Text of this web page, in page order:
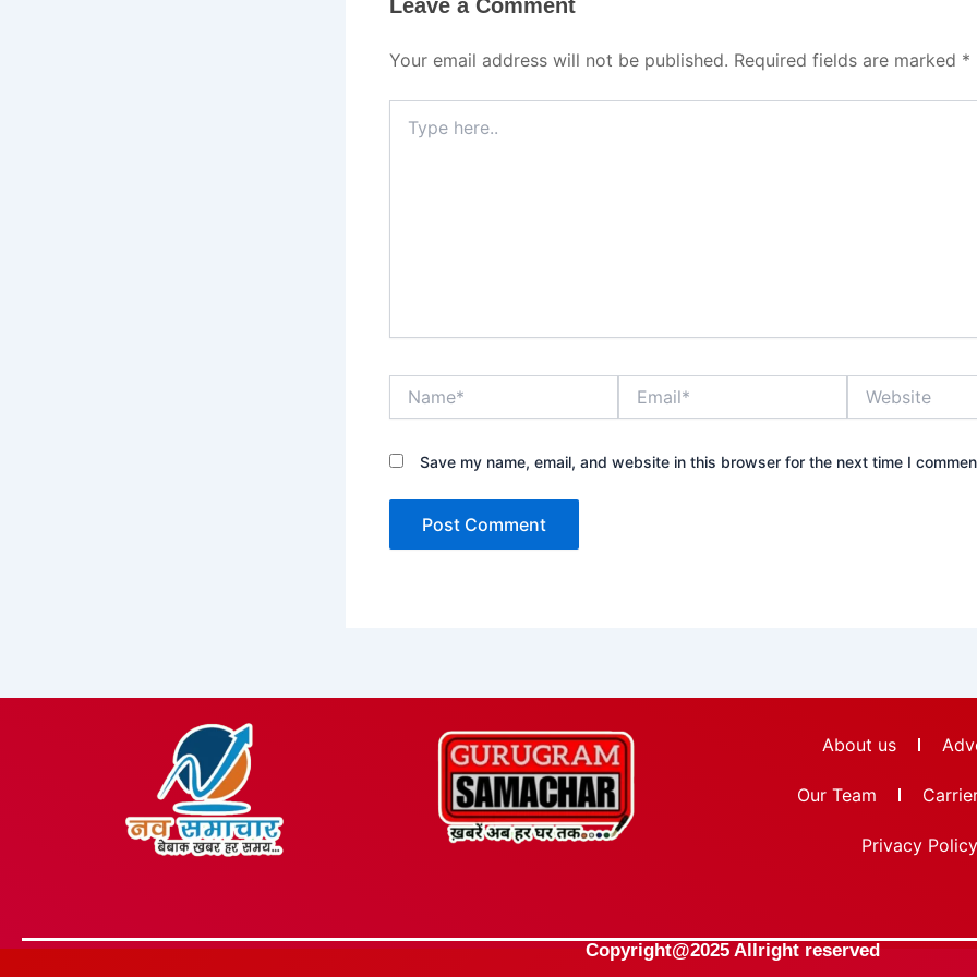
Leave a Comment
Your email address will not be published. Required fields are marked *
here..
Save my name, email, and website in this browser for the next time I
About us
Our Team
Privacy
Copyright@2025 Allright reserved